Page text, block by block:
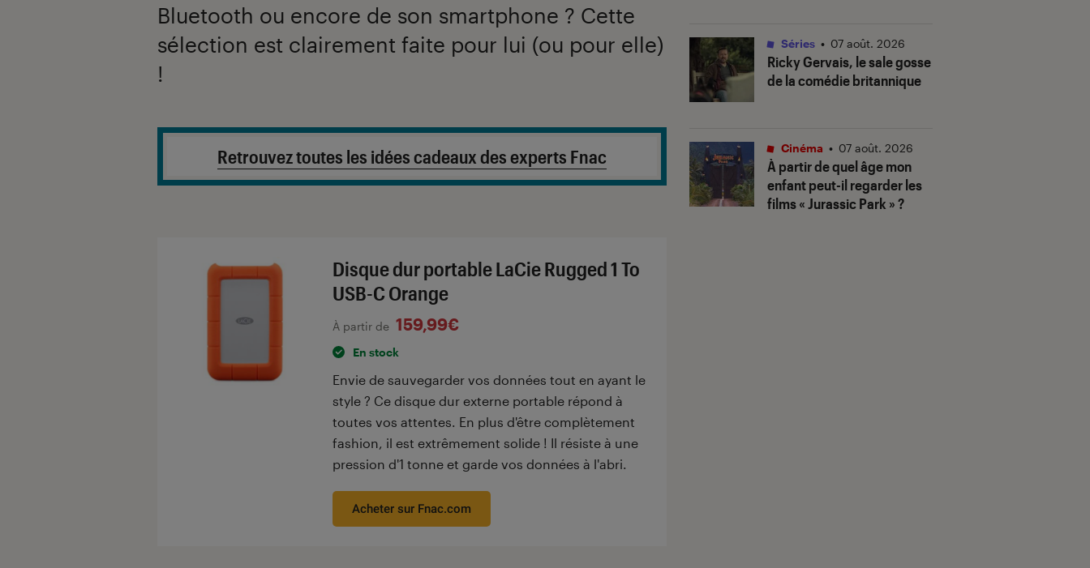
Bluetooth ou encore de son smartphone ? Cette
sélection est clairement faite pour lui (ou pour elle)
!
Introduction
Retrouvez toutes les idées cadeaux des experts Fnac
Disque dur portable LaCie Rugged 1 To
USB-C Orange
À partir de 159,99€
En stock
Envie de sauvegarder vos données tout en ayant le
style ? Ce disque dur externe portable répond à
toutes vos attentes. En plus d'être complètement
fashion, il est extrêmement solide ! Il résiste à une
pression d'1 tonne et garde vos données à l'abri.
Acheter sur Fnac.com
Ricky Gervais, le sale gosse
de la comédie britannique
Séries • 07 août. 2026
À partir de quel âge mon
enfant peut-il regarder les
films « Jurassic Park » ?
Cinéma • 07 août. 2026